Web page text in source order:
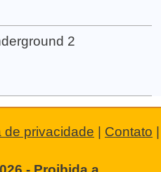
2
de privacidade | Contato |